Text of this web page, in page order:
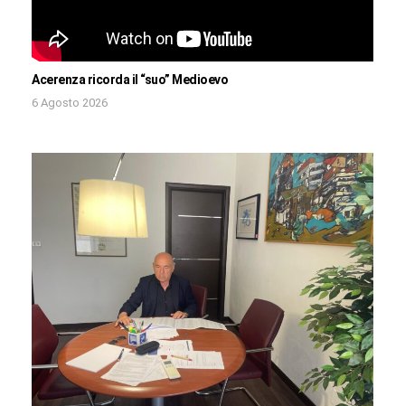
Acerenza ricorda il “suo” Medioevo
6 Agosto 2026